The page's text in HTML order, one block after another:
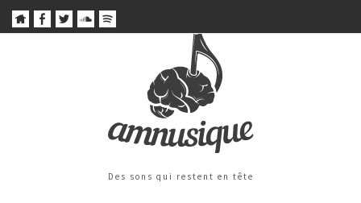
Des sons qui restent en tête